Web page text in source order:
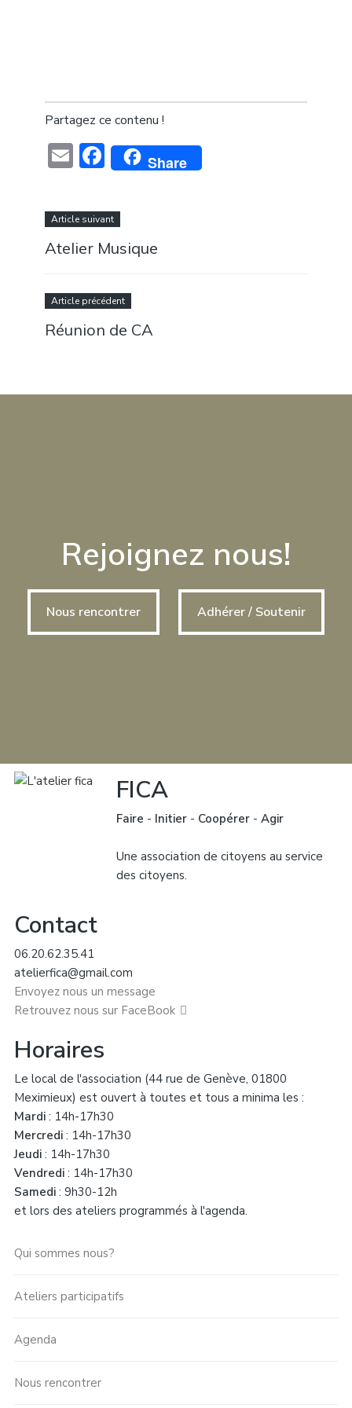
Partagez ce contenu !
EmailFacebook
Share
Article suivant
Atelier Musique
Article précédent
Réunion de CA
Rejoignez nous!
Nous rencontrer Adhérer / Soutenir
FICA
Faire - Initier- Coopérer- Agir
Une association de citoyens au service
des citoyens.
Contact
06.20.62.35.41
atelierfica@gmail.com
Envoyez nous un message
Retrouvez nous sur FaceBook
Horaires
Le local de l'association (44 rue de Genève, 01800
Meximieux) est ouvert à toutes et tous a minima les :
Mardi: 14h-17h30
Mercredi: 14h-17h30
Jeudi: 14h-17h30
Vendredi: 14h-17h30
Samedi: 9h30-12h
et lors des ateliers programmés à l'agenda.
Qui sommes nous?
Ateliers participatifs
Agenda
Nous rencontrer